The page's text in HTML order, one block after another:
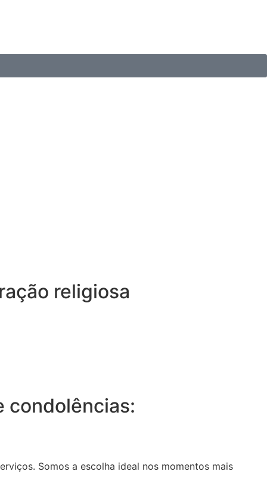
religiosa
condolências:
Somos a escolha ideal nos momentos mais